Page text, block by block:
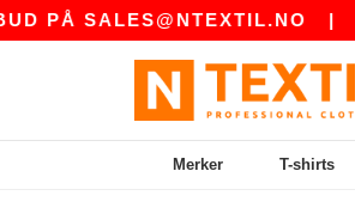
PÅSALES@NTEXTIL.NO|
Merker T-shirts